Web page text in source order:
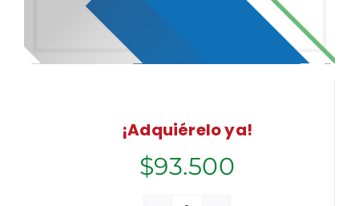
¡Adquiérelo ya!
$93.500